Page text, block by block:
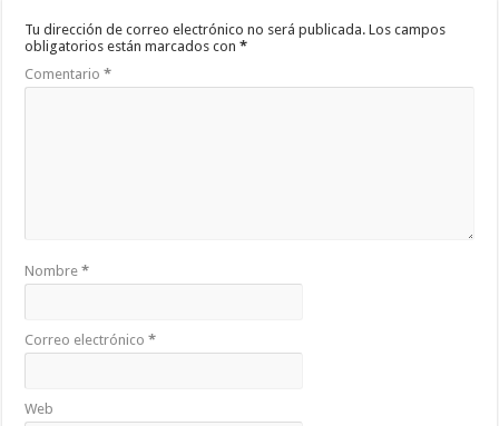
Tu dirección de correo electrónico no será publicada. Los campos
obligatorios están marcados con*
Comentario*
Nombre*
Correo electrónico*
Web